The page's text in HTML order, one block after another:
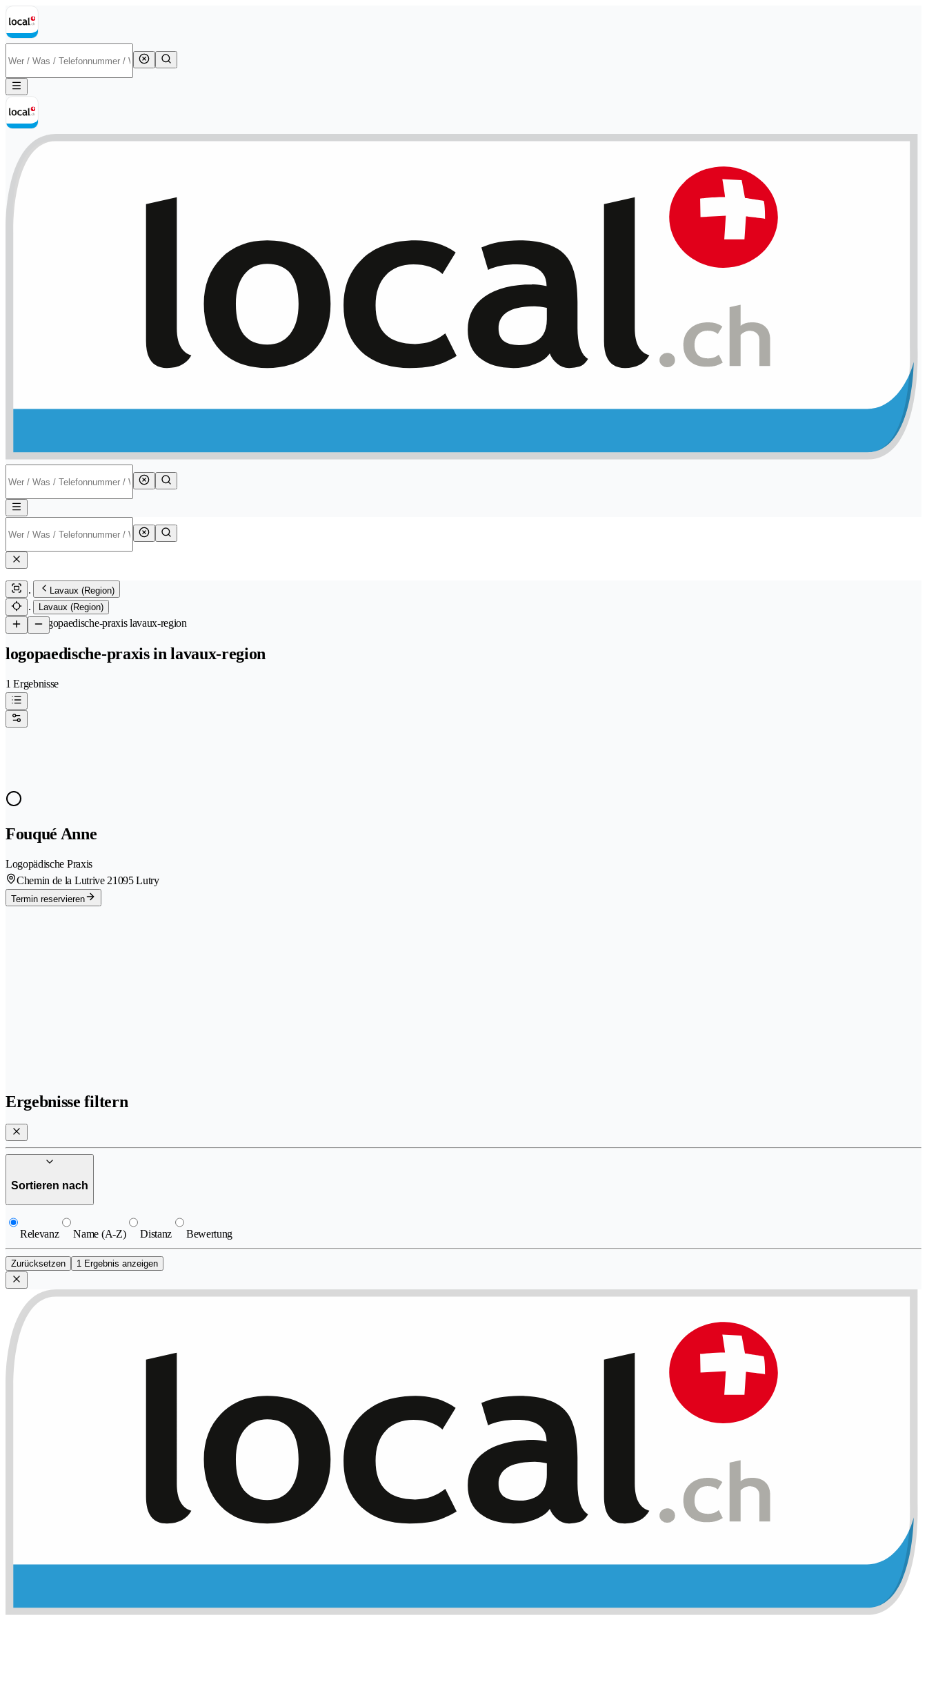
Lavaux (Region)
Lavaux (Region)
/Logopaedische-praxis lavaux-region
logopaedische-praxis in lavaux-region
1 Ergebnisse
Fouqué Anne
Logopädische Praxis
Chemin de la Lutrive 21095 Lutry
Termin reservieren
Ergebnisse filtern
Sortieren nach
Relevanz Name (A-Z) Distanz Bewertung
Zurücksetzen 1 Ergebnis anzeigen